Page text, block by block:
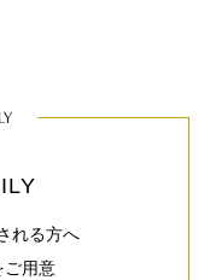
れる方へ
ご用意